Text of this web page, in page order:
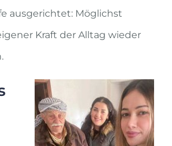
ausgerichtet: Möglichst
Kraft der Alltag wieder